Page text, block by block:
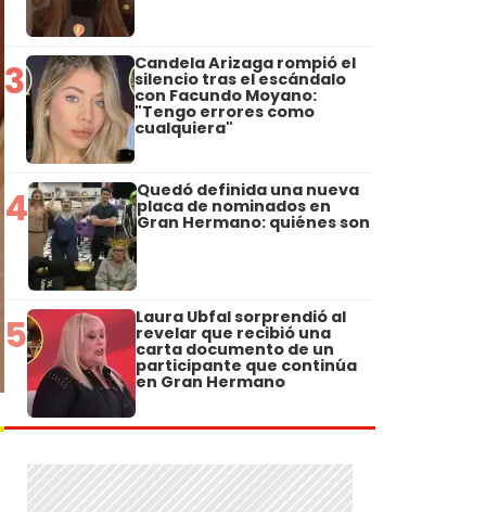
3 Candela Arizaga rompió el
silencio tras el escándalo
con Facundo Moyano:
"Tengo errores como
cualquiera"
4 Quedó definida una nueva
placa de nominados en
Gran Hermano: quiénes son
5 Laura Ubfal sorprendió al
revelar que recibió una
carta documento de un
participante que continúa
en Gran Hermano